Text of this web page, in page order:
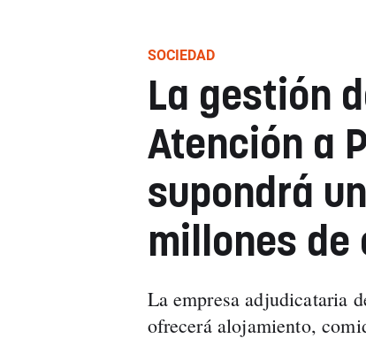
SOCIEDAD
La gestión
Atención a
supondrá
millones de
La empresa adjudicataria
ofrecerá alojamiento,